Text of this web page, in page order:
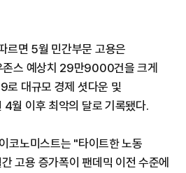
르면 5월 민간부문 고용은
스 예상치 29만9000건을 크게
로 대규모 경제 셧다운 및
4월 이후 최악의 달로 기록됐다.
코노미스트는 "타이트한 노동
고용 증가폭이 팬데믹 이전 수준에